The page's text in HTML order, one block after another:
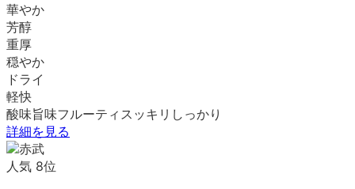
華やか
芳醇
重厚
穏やか
ドライ
軽快
酸味旨味フルーティ スッキリ しっかり
詳細を見る
人気 8位